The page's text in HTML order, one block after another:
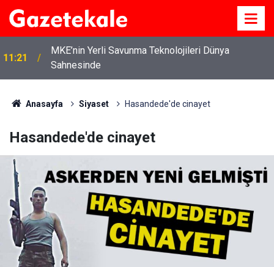
11:21
MKE’nin Yerli Savunma Teknolojileri Dünya
Sahnesinde
Anasayfa Siyaset Hasandede'de cinayet
Hasandede'de cinayet